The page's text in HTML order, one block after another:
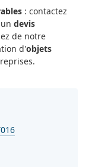
: contactez
devis
de notre
d'objets